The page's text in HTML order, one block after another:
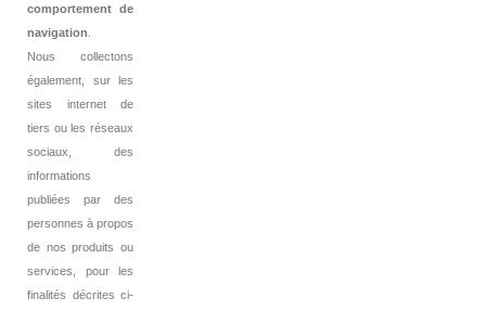
comportement de
navigation
Nous collectons
également, sur les
sites internet de
tiers ou les réseaux
sociaux, des
informations
publiées par des
personnes à propos
de nos produits ou
services, pour les
finalités décrites ci-